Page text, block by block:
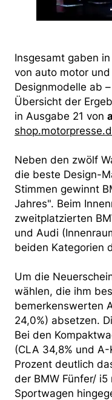
Insgesamt gaben
von auto motor
Designmodelle ab
Übersicht der
in Ausgabe 21 von
Neben den zwölf
die beste Design-
Stimmen gewinnt
Jahres". Beim
zweitplatzierten
und Audi
beiden Kategorien
Um die
wählen, die ihm
bemerkenswerten
24,0%) absetzen.
Bei den
(CLA 34,8% und
Prozent deutlich
der BMW Fünfer/
Sportwagen